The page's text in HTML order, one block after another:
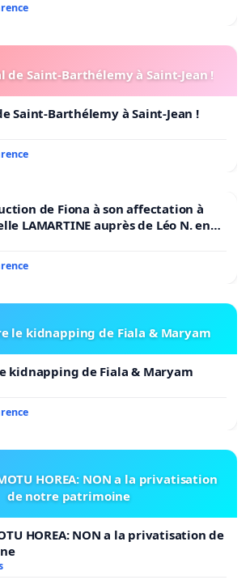
de Saint-Barthélemy à Saint-Jean !
Saint-Barthélemy à Saint-Jean !
de Fiona à son affectation à
LAMARTINE auprès de Léo N. en
le kidnapping de Fiala & Maryam
kidnapping de Fiala & Maryam
HOREA: NON a la privatisation
de notre patrimoine
HOREA: NON a la privatisation de